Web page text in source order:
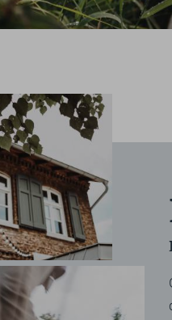
EINKAUF
SOZIALES
KARRIERE
ÜBERSICHT
GOLFEN
WANDERN
FITNESS
ZUM
TEAM PRESSE